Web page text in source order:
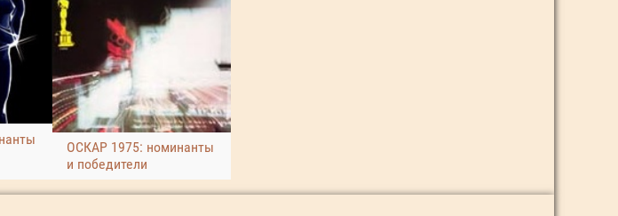
ОСКАР 1975: номинанты
и победители